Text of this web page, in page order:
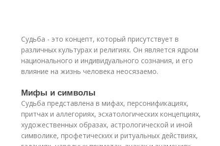
Судьба - это концепт, который присутствует в
различных культурах и религиях. Он является ядром
национального и индивидуального сознания, и его
влияние на жизнь человека неосязаемо.
Мифы и символы
Судьба представлена в мифах, персонификациях,
притчах и аллегориях, эсхатологических концепциях,
художественных образах, астрологической и иной
символике, профетических и ритуальных действиях,